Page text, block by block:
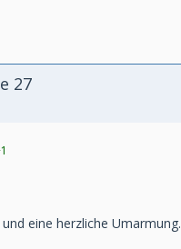
27
eine herzliche Umarmung.